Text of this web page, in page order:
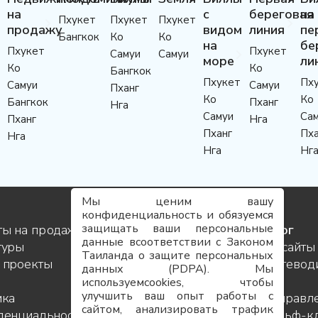
на
продажу
Пхукет
Ко
Самуи
Бангкок
Пханг
Нга
Пхукет
Бангкок
Пхукет
Ко
Самуи
Бангкок
Пханг
Нга
Пхукет
Ко
Самуи
с
видом
на
море
Пхукет
Ко
Самуи
Пханг
Нга
береговая
линия
Пхукет
Ко
Самуи
Пханг
Нга
на
Ко
на продажу
Услуги
Контакты
Команда
Карьера
FAQ
Блог
Инсайты
по
Мы ценим вашу
конфиденциальность и обязуемся
защищать ваши персональные
данные всоответствии с Законом
Таиланда о защите персональных
данных (PDPA). Мы
используемcookies, чтобы
улучшить ваш опыт работы с
сайтом, анализировать трафик